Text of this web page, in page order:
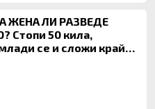
ЖЕНА ЛИ РАЗВЕДЕ
Стопи 50 кила,
се и сложи край